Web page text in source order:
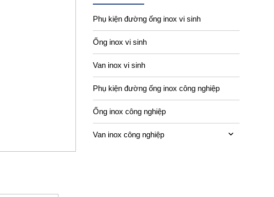
Phụ kiện đường ống inox vi sinh
Ống inox vi sinh
Van inox vi sinh
Phụ kiện đường ống inox công nghiệp
Ống inox công nghiệp
Van inox công nghiệp